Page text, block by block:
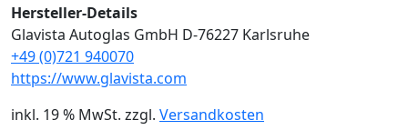
Hersteller-Details
Glavista Autoglas GmbH D-76227 Karlsruhe
+49 (0)721 940070
https://www.glavista.com
inkl. 19 % MwSt. zzgl. Versandkosten